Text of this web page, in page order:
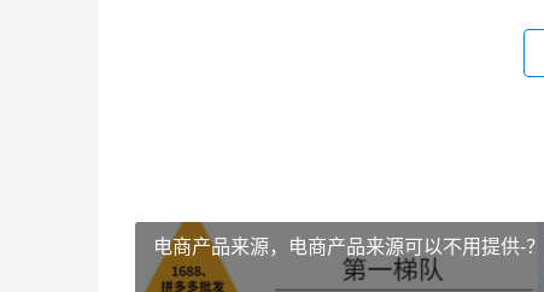
电商产品来源，电商产品来源可以不用提供-？